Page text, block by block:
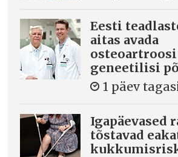
Eesti
aitas avada
osteoartroosi
geneetilisi
1 päev
Igapäevased
tõstavad